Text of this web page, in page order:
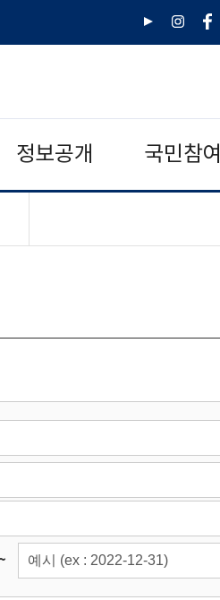
유
인
페
정보공개 국민참여